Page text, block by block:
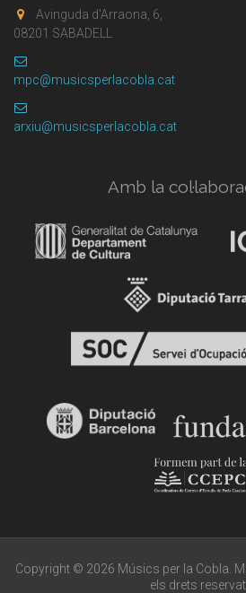
Avinguda d'Arraona, 6,
08201 SABADELL
mpc@musicsperlacobla.cat
arxiu@musicsperlacobla.cat
Amb la
Copyright © 2026 Músics per la Cobla.
els drets